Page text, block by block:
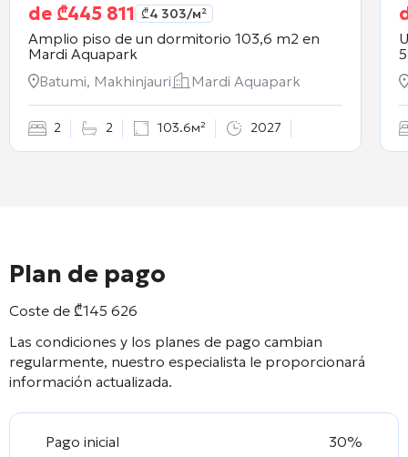
de ₾445 811 ₾4 303/м²
Amplio piso de un dormitorio 103,6 m2 en
Mardi Aquapark
Batumi, Makhinjauri
Mardi Aquapark
2 2 103.6м² 2027
Plan de pago
Coste de ₾145 626
Las condiciones y los planes de pago cambian
regularmente, nuestro especialista le proporcionará
información actualizada.
Pago inicial 30%